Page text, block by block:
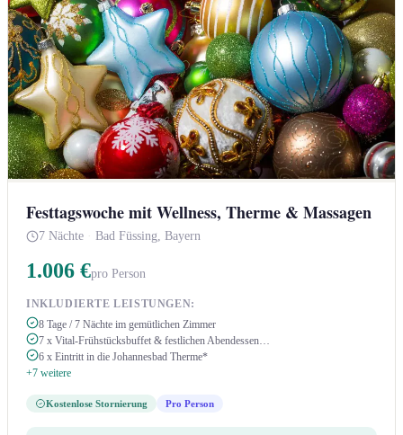
Festtagswoche mit Wellness, Therme & Massagen
7 Nächte · Bad Füssing, Bayern
1.006 €pro Person
INKLUDIERTE LEISTUNGEN:
8 Tage / 7 Nächte im gemütlichen Zimmer
7 x Vital-Frühstücksbuffet & festlichen Abendessen…
6 x Eintritt in die Johannesbad Therme*
+7 weitere
Kostenlose Stornierung Pro Person